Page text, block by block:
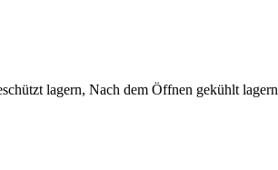
lagern, Nach dem Öffnen gekühlt lagern